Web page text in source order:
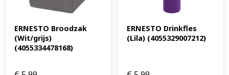
ERNESTO Broodzak
(Wit/grijs)
(4055334478168)
ERNESTO Drinkfles
(Lila) (4055329007212)